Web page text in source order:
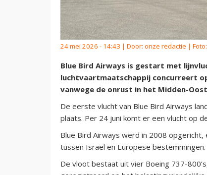
24 mei 2026 - 14:43 | Door: onze redactie |
Blue Bird Airways is gestart met
luchtvaartmaatschappij concurreert
vanwege de onrust in het Midden-
De eerste vlucht van Blue Bird Airways
plaats. Per 24 juni komt er een vlucht op
Blue Bird Airways werd in 2008
tussen Israël en Europese bestemmingen.
De vloot bestaat uit vier Boeing 737-